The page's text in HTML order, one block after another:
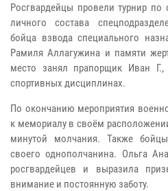
Росгвардейцы провели турнир
личного состава
бойца взвода специального
Рамиля Аллагужина и памяти
место занял прапорщик Иван
спортивных дисциплинах.
По окончанию мероприятия
к мемориалу в своём
минутой молчания. Также
своего однополчанина. Ольга
росгвардейцев и выразила
внимание и постоянную заботу.